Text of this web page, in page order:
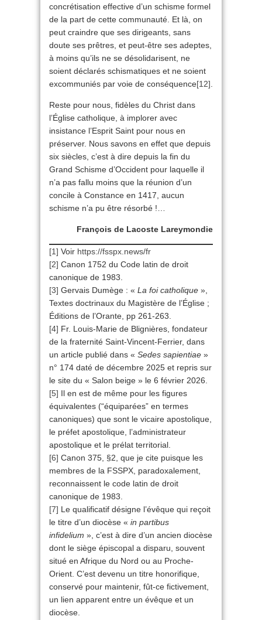
concrétisation effective d’un schisme formel
de la part de cette communauté. Et là, on
peut craindre que ses dirigeants, sans
doute ses prêtres, et peut-être ses adeptes,
à moins qu’ils ne se désolidarisent, ne
soient déclarés schismatiques et ne soient
excommuniés par voie de conséquence[12].
Reste pour nous, fidèles du Christ dans
l’Église catholique, à implorer avec
insistance l’Esprit Saint pour nous en
préserver. Nous savons en effet que depuis
six siècles, c’est à dire depuis la fin du
Grand Schisme d’Occident pour laquelle il
n’a pas fallu moins que la réunion d’un
concile à Constance en 1417, aucun
schisme n’a pu être résorbé !…
François de Lacoste Lareymondie
[1] Voir https://fsspx.news/fr
[2] Canon 1752 du Code latin de droit
canonique de 1983.
[3] Gervais Dumège : « La foi catholique »,
Textes doctrinaux du Magistère de l’Église ;
Éditions de l’Orante, pp 261-263.
[4] Fr. Louis-Marie de Blignières, fondateur
de la fraternité Saint-Vincent-Ferrier, dans
un article publié dans « Sedes sapientiae »
n° 174 daté de décembre 2025 et repris sur
le site du « Salon beige » le 6 février 2026.
[5] Il en est de même pour les figures
équivalentes (“équiparées” en termes
canoniques) que sont le vicaire apostolique,
le préfet apostolique, l’administrateur
apostolique et le prélat territorial.
[6] Canon 375, §2, que je cite puisque les
membres de la FSSPX, paradoxalement,
reconnaissent le code latin de droit
canonique de 1983.
[7] Le qualificatif désigne l’évêque qui reçoit
le titre d’un diocèse « in partibus
infidelium », c’est à dire d’un ancien diocèse
dont le siège épiscopal a disparu, souvent
situé en Afrique du Nord ou au Proche-
Orient. C’est devenu un titre honorifique,
conservé pour maintenir, fût-ce fictivement,
un lien apparent entre un évêque et un
diocèse.